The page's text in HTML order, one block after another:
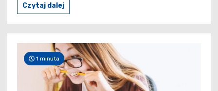
Czytaj dalej
1 minuta